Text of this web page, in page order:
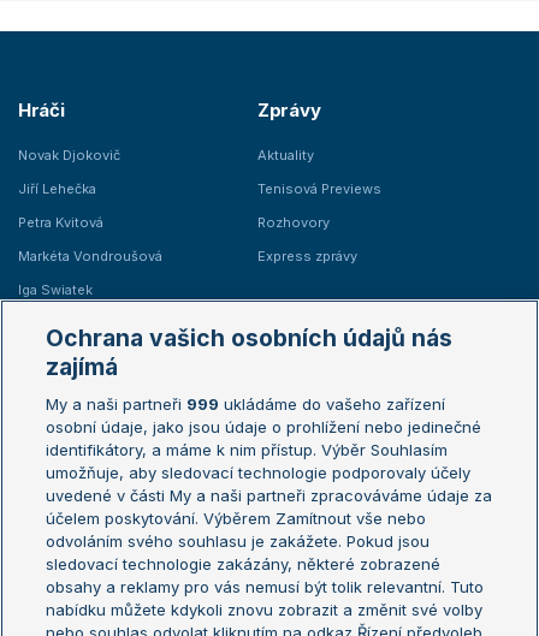
Hráči
Novak Djokovič
Jiří Lehečka
Petra Kvitová
Markéta Vondroušová
Iga Swiatek
Zprávy
Aktuality
Tenisová Previews
Rozhovory
Express zprávy
Žebříčky
Žebříček ATP (muži)
Žebříček WTA (ženy)
Sázkařský žebříček
Australian Open
French Open
Wimbledon
US Open
Turnaj mistrů
Turnaj mistryň
Aktualní trendy
Ochrana vašich osobních údajů nás
zajímá
My a naši partneři 999 ukládáme do vašeho zařízení
osobní údaje, jako jsou údaje o prohlížení nebo jedinečné
identifikátory, a máme k nim přístup. Výběr Souhlasím
umožňuje, aby sledovací technologie podporovaly účely
uvedené v části My a naši partneři zpracováváme údaje za
účelem poskytování. Výběrem Zamítnout vše nebo
odvoláním svého souhlasu je zakážete. Pokud jsou
sledovací technologie zakázány, některé zobrazené
obsahy a reklamy pro vás nemusí být tolik relevantní. Tuto
nabídku můžete kdykoli znovu zobrazit a změnit své volby